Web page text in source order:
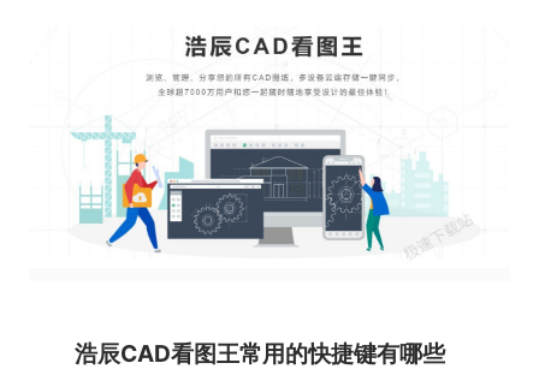
浩辰CAD看图王常用的快捷键有哪些